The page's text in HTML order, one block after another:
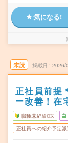
気になる!
未読 掲載日 2026/
正社員前提
ー改善！在
職種未経験OK
正社員への紹介予定派